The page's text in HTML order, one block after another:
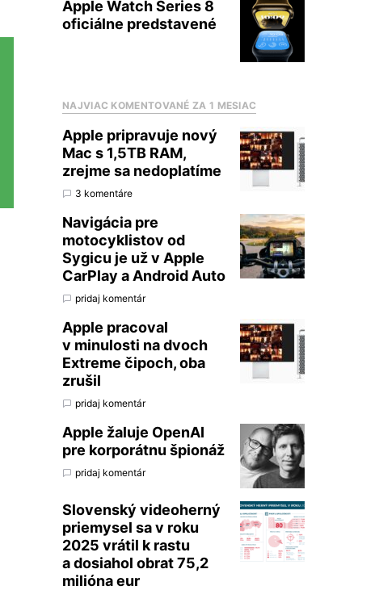
Apple Watch Series 8
oficiálne predstavené
NAJVIAC KOMENTOVANÉ ZA 1 MESIAC
Apple pripravuje nový
Mac s 1,5TB RAM,
zrejme sa nedoplatíme
3 komentáre
Navigácia pre
motocyklistov od
Sygicu je už v Apple
CarPlay a Android Auto
pridaj komentár
Apple pracoval
v minulosti na dvoch
Extreme čipoch, oba
zrušil
pridaj komentár
Apple žaluje OpenAI
pre korporátnu špionáž
pridaj komentár
Slovenský videoherný
priemysel sa v roku
2025 vrátil k rastu
a dosiahol obrat 75,2
milióna eur